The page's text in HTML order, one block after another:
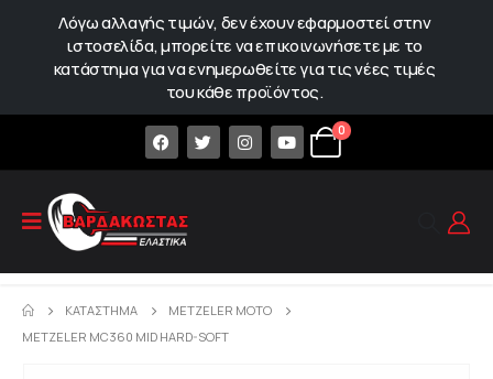
Λόγω αλλαγής τιμών, δεν έχουν εφαρμοστεί στην
ιστοσελίδα, μπορείτε να επικοινωνήσετε με το
κατάστημα για να ενημερωθείτε για τις νέες τιμές
του κάθε προϊόντος.
0
ΚΑΤΆΣΤΗΜΑ
METZELER MOTO
METZELER MC360 MID HARD-SOFT